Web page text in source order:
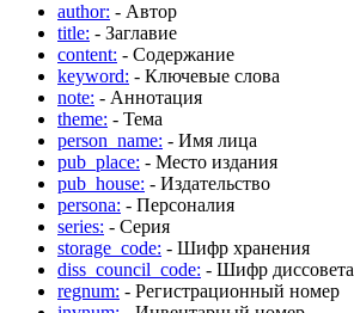
author: - Автор
title: - Заглавие
content: - Содержание
keyword: - Ключевые слова
note: - Аннотация
theme: - Тема
person_name: - Имя лица
pub_place: - Место издания
pub_house: - Издательство
persona: - Персоналия
series: - Серия
storage_code: - Шифр хранения
diss_council_code: - Шифр диссовета
regnum: - Регистрационный номер